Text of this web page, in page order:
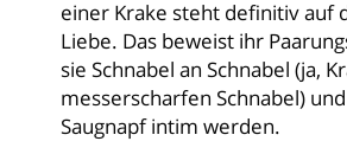
einer Krake steht definitiv auf
Liebe. Das beweist ihr
sie Schnabel an Schnabel (ja,
messerscharfen Schnabel)
Saugnapf intim werden.